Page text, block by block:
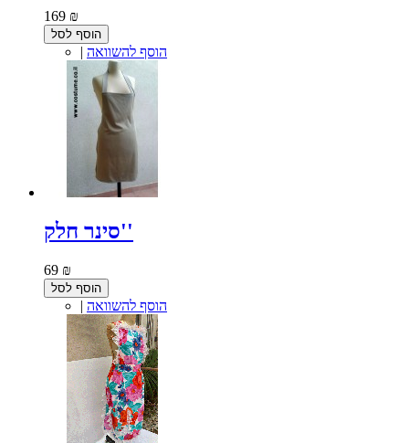
169 ₪
הוסף לסל
| הוסף להשוואה
סינר חלק''
69 ₪
הוסף לסל
| הוסף להשוואה